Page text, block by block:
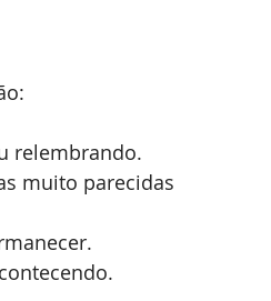
relembrando.
muito parecidas